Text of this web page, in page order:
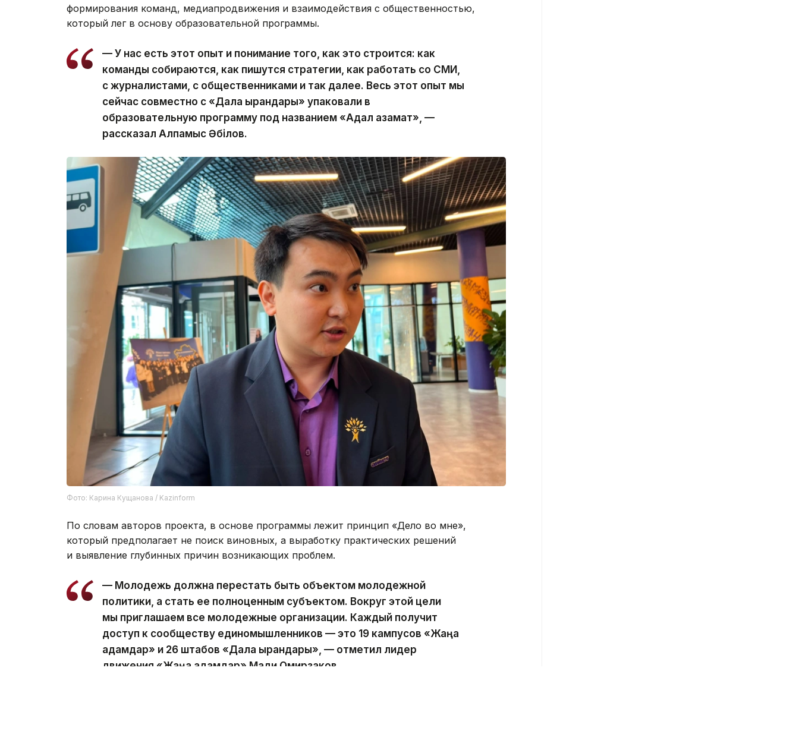
формирования команд, медиапродвижения и взаимодействия с общественностью,
который лег в основу образовательной программы.
— У нас есть этот опыт и понимание того, как это строится: как
команды собираются, как пишутся стратегии, как работать со СМИ,
с журналистами, с общественниками и так далее. Весь этот опыт мы
сейчас совместно с «Дала қырандары» упаковали в
образовательную программу под названием «Адал азамат», —
рассказал Алпамыс Әбілов.
Фото: Карина Кущанова / Kazinform
По словам авторов проекта, в основе программы лежит принцип «Дело во мне»,
который предполагает не поиск виновных, а выработку практических решений
и выявление глубинных причин возникающих проблем.
— Молодежь должна перестать быть объектом молодежной
политики, а стать ее полноценным субъектом. Вокруг этой цели
мы приглашаем все молодежные организации. Каждый получит
доступ к сообществу единомышленников — это 19 кампусов «Жаңа
адамдар» и 26 штабов «Дала қырандары», — отметил лидер
движения «Жаңа адамдар» Мади Омирзаков.